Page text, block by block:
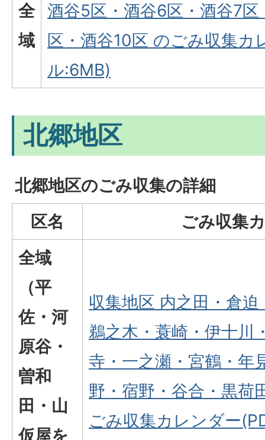
全
域
酒谷5区・酒谷6区・酒谷7
区・酒谷10区 のごみ収集カ
ル:6MB)
北郷地区
北郷地区のごみ収集の詳細
区名
ごみ収集
全域
（平
佐・河
原谷・
曽和
田・山
仮屋を
収集地区 内之田・倉
鵜之木・蓑崎・伊十川
寺・一之瀬・宮鶴・年
野・宿野・谷合・黒荷
ごみ収集カレンダー